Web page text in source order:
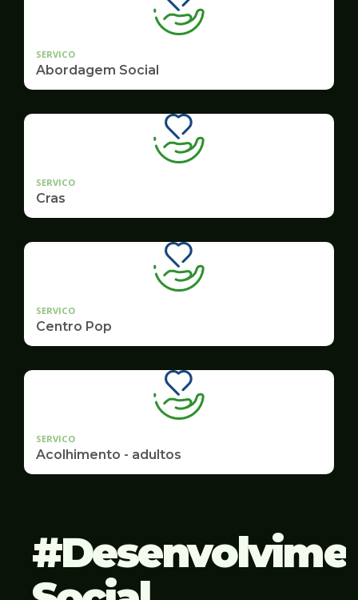
SERVICO
Abordagem Social
SERVICO
Cras
SERVICO
Centro Pop
SERVICO
Acolhimento - adultos